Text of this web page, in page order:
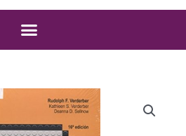
Menú